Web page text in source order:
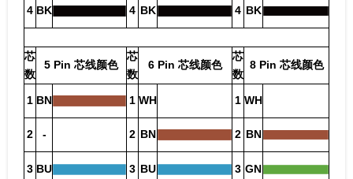
4 BK 4 BK 4 BK
芯
数
5 Pin 芯线颜色
芯
数
6 Pin 芯线颜色
芯
数
8 Pin 芯线颜色
1 BN 1 WH 1 WH
2 - 2 BN 2 BN
3 BU 3 BU 3 GN